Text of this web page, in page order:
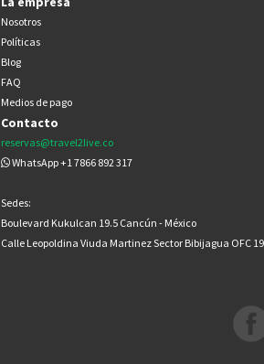
Nosotros
Políticas
Blog
FAQ
Medios de pago
Contacto
reservas@travel2live.co
WhatsApp +1 7866 892 317
Sedes:
Boulevard Kukulcan 19.5 Cancún - México
Calle Leopoldina Viuda Martinez Sector Bibijagua OFC